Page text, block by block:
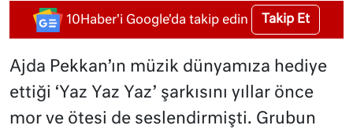
10Haber'i Google'da takip edin Takip Et
Ajda Pekkan’ın müzik dünyamıza hediye
ettiği ‘Yaz Yaz Yaz’ şarkısını yıllar önce
mor ve ötesi de seslendirmişti. Grubun